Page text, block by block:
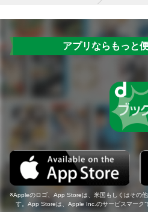
アプリならもっと
Appleのロゴ、App Storeは、米国もしくはその
す。App Storeは、Apple Inc.のサービスマーク